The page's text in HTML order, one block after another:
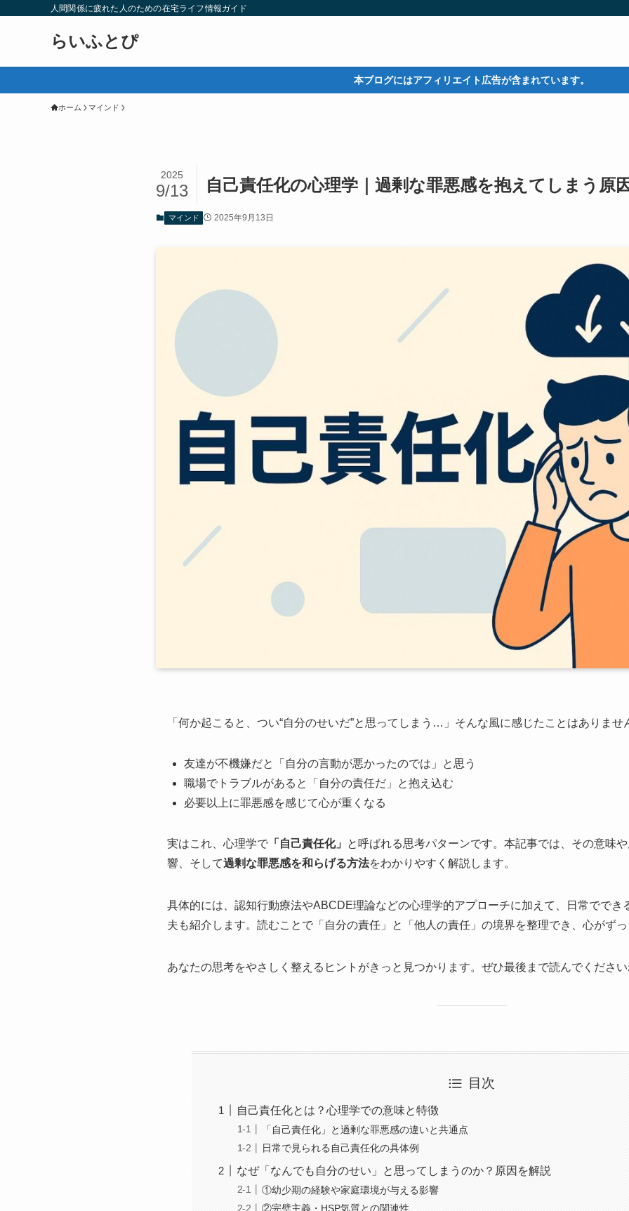
人間関係に疲れた人のための在宅ライフ情報ガイド
らいふとぴ
本ブログにはアフィリエイト広告が含まれています。
ホーム マインド
自己責任化の心理学｜過剰な罪悪感を抱えてしまう原
2025
9/13
マインド 2025年9月13日
「何か起こると、つい“自分のせいだ”と思ってしまう…」そんな風に感じたことはありませ
友達が不機嫌だと「自分の言動が悪かったのでは」と思う
職場でトラブルがあると「自分の責任だ」と抱え込む
必要以上に罪悪感を感じて心が重くなる
実はこれ、心理学で 「自己責任化」
と呼ばれる思考パターンです。本記事では、その意味
響、そして過剰な罪悪感を和らげる方法をわかりやすく解説します。
具体的には、認知行動療法やABCDE理論などの心理学的アプローチに加えて、日常ででき
夫も紹介します。読むことで「自分の責任」と「他人の責任」の境界を整理でき、心がず
あなたの思考をやさしく整えるヒントがきっと見つかります。ぜひ最後まで読んでくださ
目次
自己責任化とは？心理学での意味と特徴
「自己責任化」と過剰な罪悪感の違いと共通点
日常で見られる自己責任化の具体例
なぜ「なんでも自分のせい」と思ってしまうのか？原因を解説
①幼少期の経験や家庭環境が与える影響
②完璧主義・HSP気質との関連性